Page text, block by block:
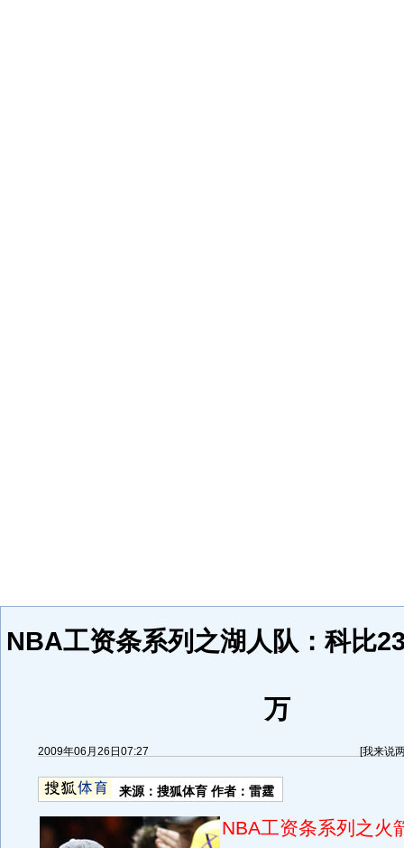
NBA工资条系列之湖人队：科比
万
2009年06月26日07:27 [我来说
来源： 搜狐体育作者：雷霆
NBA工资条系列之火